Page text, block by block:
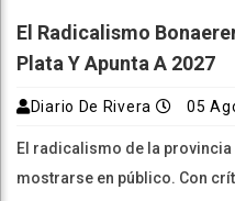
El Radicalismo
Plata Y Apunta A 2027
Diario De Rivera 05
El radicalismo de la provincia
mostrarse en público. Con